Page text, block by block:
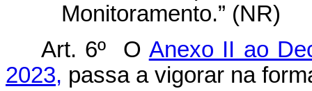
Monitoramento.” (NR)
Art. 6º O Anexo II ao
2023, passa a vigorar na